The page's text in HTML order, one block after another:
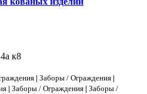
к8
| Заборы / Ограждения |
| Заборы / Ограждения | Заборы /